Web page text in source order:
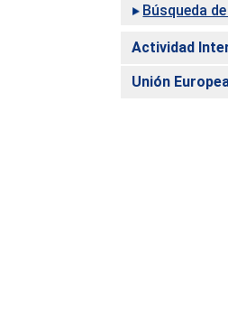
Búsqueda
Actividad
Unión